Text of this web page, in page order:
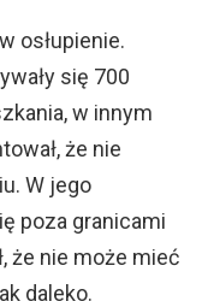
osłupienie.
się 700
w innym
że nie
W jego
poza granicami
że nie może mieć
daleko.